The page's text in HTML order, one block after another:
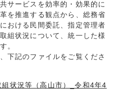
サービスを効率的・効果的に
を推進する観点から、総務省
おける民間委託、指定管理者
組状況について、統一した様
。
下記のファイルをご覧くださ
状況等（高山市）_令和4年4